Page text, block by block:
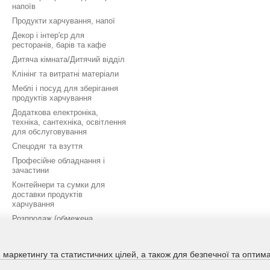
напоїв
Продукти харчування, напої
Декор і інтер'єр для
ресторанів, барів та кафе
Дитяча кімната/Дитячий відділ
Клінінг та витратні матеріали
Меблі і посуд для зберігання
продуктів харчування
Додаткова електроніка,
техніка, сантехніка, освітлення
для обслуговування
Спецодяг та взуття
Професійне обладнання і
зачастини
Контейнери та сумки для
доставки продуктів
харчування
Розпродаж (обмежена
та статистичних цілей, а також для безпечної та